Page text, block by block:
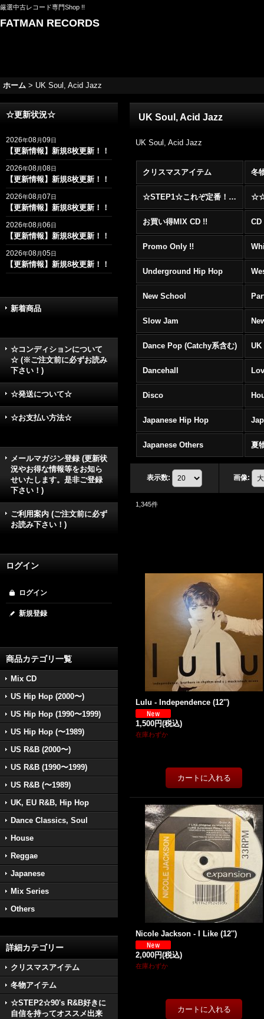
厳選中古レコード専門Shop !!
FATMAN RECORDS
ホーム > UK Soul, Acid Jazz
☆更新状況☆
2026年08月09日
【更新情報】新規8枚更新！！
2026年08月08日
【更新情報】新規8枚更新！！
2026年08月07日
【更新情報】新規8枚更新！！
2026年08月06日
【更新情報】新規8枚更新！！
2026年08月05日
【更新情報】新規8枚更新！！
新着商品
☆コンディションについて
☆ (※ご注文前に必ずお読み
下さい！)
☆発送について☆
☆お支払い方法☆
メールマガジン登録 (更新状
況やお得な情報等をお知ら
せいたします。是非ご登録
下さい！)
ご利用案内 (ご注文前に必ず
お読み下さい！)
ログイン
ログイン
新規登録
商品カテゴリ一覧
Mix CD
US Hip Hop (2000〜)
US Hip Hop (1990〜1999)
US Hip Hop (〜1989)
US R&B (2000〜)
US R&B (1990〜1999)
US R&B (〜1989)
UK, EU R&B, Hip Hop
Dance Classics, Soul
House
Reggae
Japanese
Mix Series
Others
詳細カテゴリー
クリスマスアイテム
冬物アイテム
☆STEP2☆90's R&B好きに
自信を持ってオススメ出来
UK Soul, Acid Jazz
UK Soul, Acid Jazz
クリスマスアイテム 冬
☆STEP1☆これぞ定番！！まずはここから！2000年代R&BフロアヒットBest 100 !!!
お買い得MIX CD !!
Promo Only !!
Underground Hip Hop
New School
Slow Jam
Dance Pop (Catchy系含む) UK
Dancehall
Disco
Japanese Hip Hop
Japanese Others 夏
表示数: 画像:
1,345件
Lulu - Independence (12'')
1,500円(税込)
在庫わずか
Nicole Jackson - I Like (12'')
2,000円(税込)
在庫わずか